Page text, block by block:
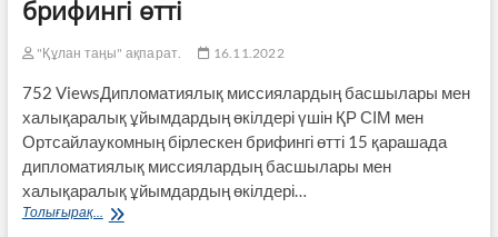
жалғастыруда
брифингі өтті
"Құлан таңы" ақпарат. 16.11.2022
752 ViewsДипломатиялық миссиялардың басшылары мен
халықаралық ұйымдардың өкілдері үшін ҚР СІМ мен
Ортсайлаукомның бірлескен брифингі өтті 15 қарашада
дипломатиялық миссиялардың басшылары мен
халықаралық ұйымдардың өкілдері…
Толығырақ...
Дипломатиялық